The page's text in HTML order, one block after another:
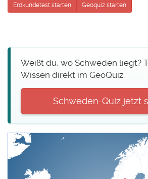
Erdkundetest starten Geoquiz starten
Weißt du, wo Schweden liegt?
Wissen direkt im GeoQuiz.
Schweden-Quiz jetzt